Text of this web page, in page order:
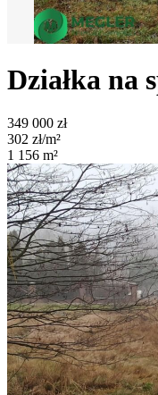
Działka na
349 000 zł
302 zł/m²
1 156 m²